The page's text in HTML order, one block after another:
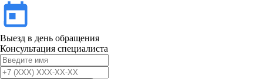
Выезд в день обращения
Консультация специалиста